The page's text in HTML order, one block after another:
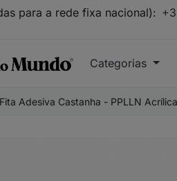
para a rede fixa nacional):
Categorias
Fita Adesiva Castanha - PPLLN